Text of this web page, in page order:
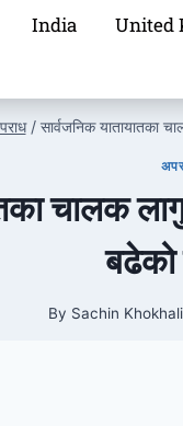
India United
/ सार्वजनिक यातायातका
चालक
By Sachin Khokhali